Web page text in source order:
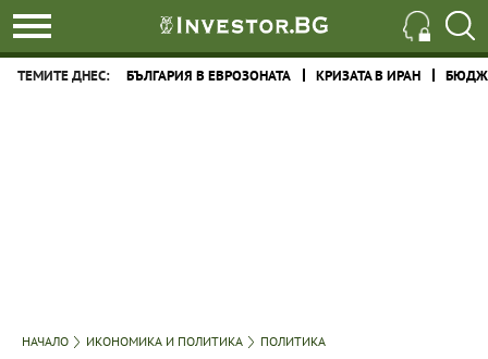
ТЕМИТЕ ДНЕС: БЪЛГАРИЯ В ЕВРОЗОНАТА КРИЗАТА В ИРАН
НАЧАЛО ИКОНОМИКА И ПОЛИТИКА ПОЛИТИКА